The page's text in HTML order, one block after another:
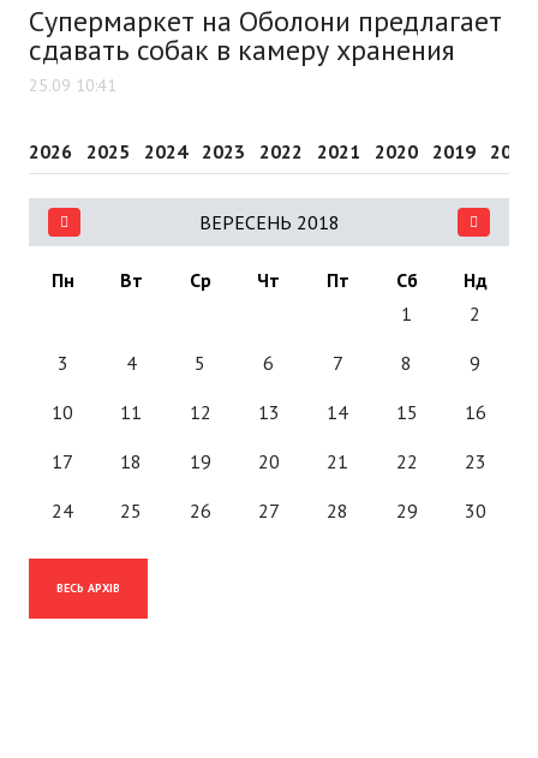
Супермаркет на Оболони предлагает
сдавать собак в камеру хранения
25.09 10:41
2026 2025 2024 2023 2022 2021 2020 2019 2018
ВЕРЕСЕНЬ 2018
Пн Вт Ср Чт Пт Сб
Нд
1
2
3 4 5 6 7 8 9
10 11 12 13 14 15 16
17 18 19 20 21 22 23
24 25 26 27 28 29 30
ВЕСЬ АРХІВ